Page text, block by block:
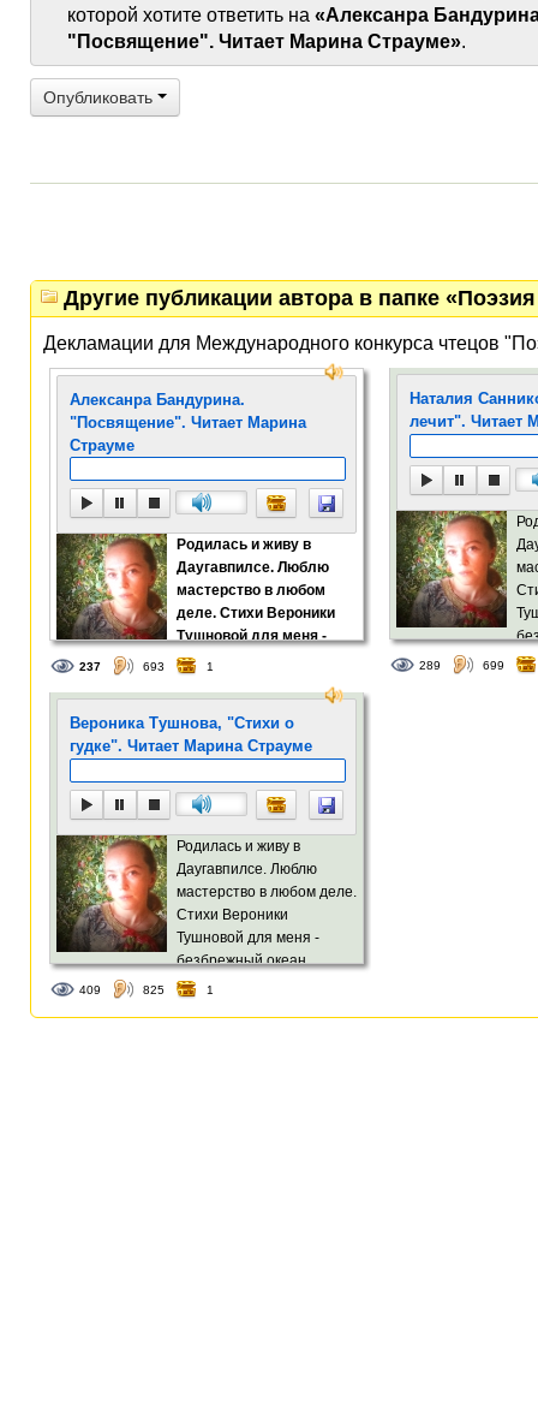
которой хотите ответить на «Алексанра
"Посвящение". Читает Марина Страуме».
Опубликовать
Другие публикации автора в папке
Декламации для Международного конкурса чтецов
Алексанра Бандурина.
"Посвящение". Читает Марина
Страуме
Родилась и живу в
Даугавпилсе. Люблю
мастерство в любом
деле. Стихи Вероники
Тушновой для меня -
безбрежный океан
237 693 1
Наталия
лечит". Читает
женской
289 699
Вероника Тушнова, "Стихи о
гудке". Читает Марина Страуме
Родилась и живу в
Даугавпилсе. Люблю
мастерство в любом деле.
Стихи Вероники
Тушновой для меня -
безбрежный океан
женской философии и мудрости.
409 825 1